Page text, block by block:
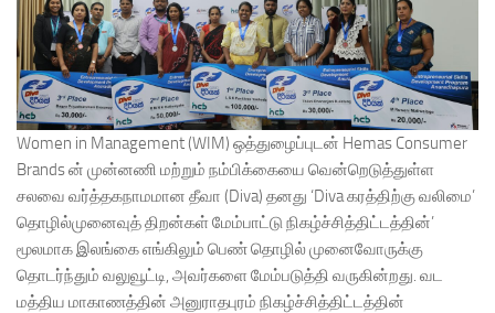
Women in Management (WIM) ஒத்துழைப்புடன் Hemas Consumer
Brands ன் முன்னணி மற்றும் நம்பிக்கையை வென்றெடுத்துள்ள
சலவை வர்த்தகநாமமான தீவா (Diva) தனது ‘Diva கரத்திற்கு வலிமை’
தொழில்முனைவுத் திறன்கள் மேம்பாட்டு நிகழ்ச்சித்திட்டத்தின்’
மூலமாக இலங்கை எங்கிலும் பெண் தொழில் முனைவோருக்கு
தொடர்ந்தும் வலுவூட்டி, அவர்களை மேம்படுத்தி வருகின்றது. வட
மத்திய மாகாணத்தின் அனுராதபுரம் நிகழ்ச்சித்திட்டத்தின்